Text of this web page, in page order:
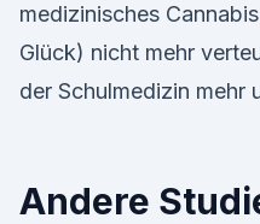
medizinisches
Glück) nicht mehr
der Schulmedizin mehr
Andere